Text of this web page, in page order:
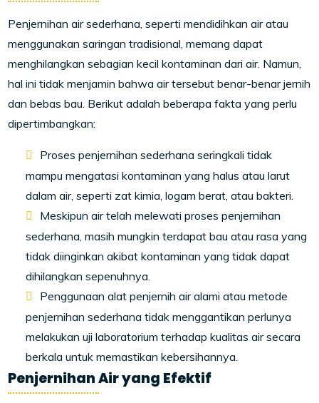
Penjernihan air sederhana, seperti mendidihkan air atau
menggunakan saringan tradisional, memang dapat
menghilangkan sebagian kecil kontaminan dari air. Namun,
hal ini tidak menjamin bahwa air tersebut benar-benar jernih
dan bebas bau. Berikut adalah beberapa fakta yang perlu
dipertimbangkan:
Proses penjernihan sederhana seringkali tidak
mampu mengatasi kontaminan yang halus atau larut
dalam air, seperti zat kimia, logam berat, atau bakteri.
Meskipun air telah melewati proses penjernihan
sederhana, masih mungkin terdapat bau atau rasa yang
tidak diinginkan akibat kontaminan yang tidak dapat
dihilangkan sepenuhnya.
Penggunaan alat penjernih air alami atau metode
penjernihan sederhana tidak menggantikan perlunya
melakukan uji laboratorium terhadap kualitas air secara
berkala untuk memastikan kebersihannya.
Penjernihan Air yang Efektif